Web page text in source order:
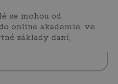
se mohou od
online akademie, ve
základy daní,